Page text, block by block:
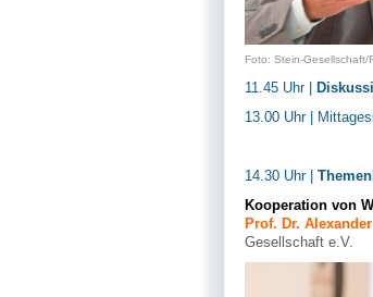
Foto: Stein-Gesellschaft/
11.45 Uhr |
13.00 Uhr |
14.30 Uhr |
Kooperation von
Prof. Dr.
Gesellschaft e.V.